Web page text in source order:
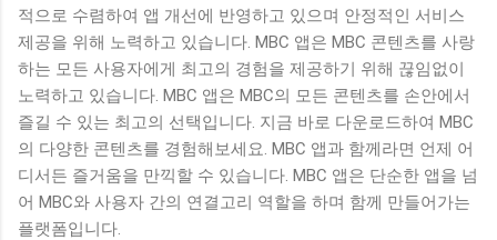
적으로 수렴하여 앱 개선에 반영하고 있으며 안정적인 서비스
제공을 위해 노력하고 있습니다. MBC 앱은 MBC 콘텐츠를 사랑
하는 모든 사용자에게 최고의 경험을 제공하기 위해 끊임없이
노력하고 있습니다. MBC 앱은 MBC의 모든 콘텐츠를 손안에서
즐길 수 있는 최고의 선택입니다. 지금 바로 다운로드하여 MBC
의 다양한 콘텐츠를 경험해보세요. MBC 앱과 함께라면 언제 어
디서든 즐거움을 만끽할 수 있습니다. MBC 앱은 단순한 앱을 넘
어 MBC와 사용자 간의 연결고리 역할을 하며 함께 만들어가는
플랫폼입니다.